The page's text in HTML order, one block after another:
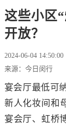
这些小区
开放？
2024-06-04 14:50:00
来源：今日闵行
宴会厅最低可
新人化妆间和
宴会厅、虹桥